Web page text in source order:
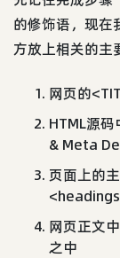
的修饰语，现在
方放上相关的主
网页的
HTML源
& Meta
页面上的
网页正文
之中